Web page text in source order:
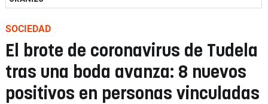
SOCIEDAD
El brote de coronavirus de Tudela
tras una boda avanza: 8 nuevos
positivos en personas vinculadas